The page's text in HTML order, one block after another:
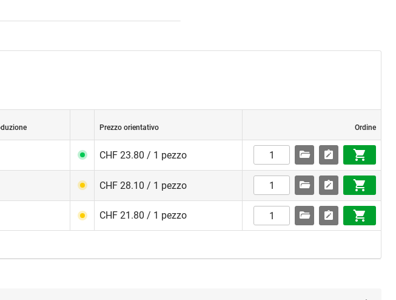
Prezzo orientativo Ordine
CHF 23.80 / 1 pezzo
CHF 28.10 / 1 pezzo
CHF 21.80 / 1 pezzo